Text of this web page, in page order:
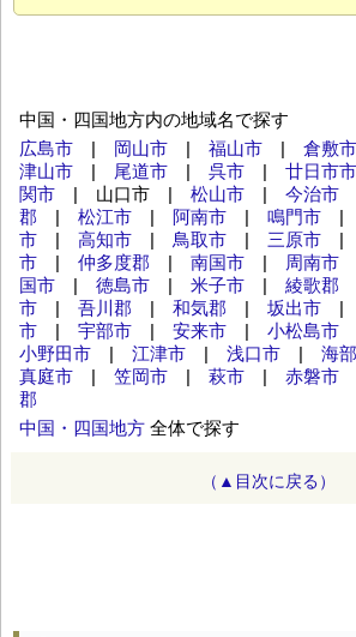
中国・四国地方内の地域名で探す
広島市 | 岡山市 | 福山市 | 倉敷市
津山市 | 尾道市 | 呉市 | 廿日市市
関市 | 山口市 | 松山市 | 今治市
郡 | 松江市 | 阿南市 | 鳴門市 |
市 | 高知市 | 鳥取市 | 三原市 |
市 | 仲多度郡 | 南国市 | 周南市
国市 | 徳島市 | 米子市 | 綾歌郡
市 | 吾川郡 | 和気郡 | 坂出市 |
市 | 宇部市 | 安来市 | 小松島市
小野田市 | 江津市 | 浅口市 | 海
真庭市 | 笠岡市 | 萩市 | 赤磐市
郡
中国・四国地方 全体で探す
（▲目次に戻る）